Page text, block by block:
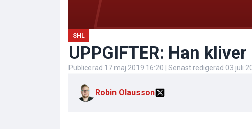
SHL
UPPGIFTER: Han
Publicerad 17 maj 2019 16:20 | Senast redigerad 03 juli
Robin Olausson